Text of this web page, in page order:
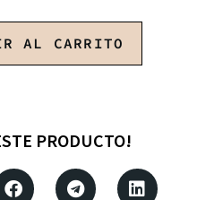
AL CARRITO
PRODUCTO!